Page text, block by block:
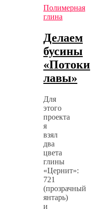
Полимерная
глина
Делаем
бусины
«Потоки
лавы»
Для
этого
проекта
я
взял
два
цвета
глины
«Цернит»:
721
(прозрачный
янтарь)
и